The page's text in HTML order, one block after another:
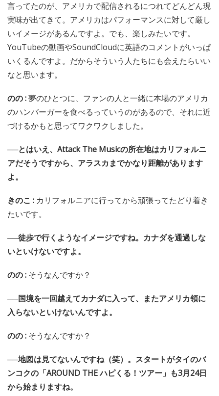
言ってたのが、アメリカで配信されるにつれてどんどん現
実味が出てきて。アメリカはパフォーマンスに対して厳し
いイメージがあるんですよ。でも、楽しみたいです。
YouTubeの動画やSoundCloudに英語のコメントがいっぱ
いくるんですよ。だからそういう人たちにも会えたらいい
なと思います。
のの :夢のひとつに、ファンの人と一緒に本場のアメリカ
のハンバーガーを食べるっていうのがあるので、それに近
づけるかもと思ってワクワクしました。
──とはいえ、Attack The Musicの所在地はカリフォルニ
アだそうですから、アラスカまでかなり距離があります
よ。
きのこ : カリフォルニアに行ってから頑張ってたどり着き
たいです。
──徒歩で行くようなイメージですね。カナダを通過しな
いといけないですよ。
のの : そうなんですか？
──国境を一回越えてカナダに入って、またアメリカ領に
入らないといけないんですよ。
のの : そうなんですか？
──地図は見てないんですね（笑）。スタートがタイのバ
ンコクの「AROUND THE ハピくる！ツアー」も3月24日
から始まりますね。